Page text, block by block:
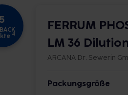
5
4
FERRUM
LM 36
ARCANA Dr. Sewerin
Packungsgröße